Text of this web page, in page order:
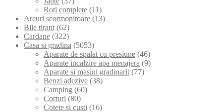
Roti complete (11)
Arcuri scormonitoare (13)
Bile tirant (62)
Cardane (322)
Casa si gradina (5053)
Aparate de spalat cu presiune (46)
Aparate incalzire apa menajera (9)
Aparate si masini gradinarit (77)
Benzi adezive (38)
Camping (60)
Corturi (80)
Cotete si custi (16)